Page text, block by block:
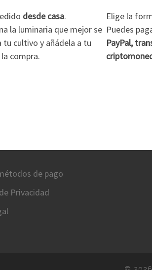
desde casa.
la luminaria que mejor se
tu cultivo y añádela a tu
compra.
Elige la
Puedes
PayPal,
de pago
Privacidad